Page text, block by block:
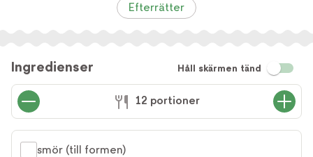
Efterrätter
Ingredienser Håll skärmen tänd
12 portioner
smör (till formen)